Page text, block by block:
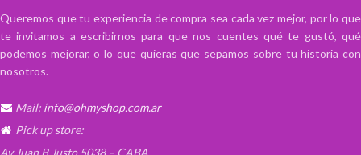
Queremos que tu experiencia de compra sea cada vez mejor, por lo que
te invitamos a escribirnos para que nos cuentes qué te gustó, qué
podemos mejorar, o lo que quieras que sepamos sobre tu historia con
nosotros.
Mail: info@ohmyshop.com.ar
Pick up store: